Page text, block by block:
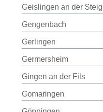
Geislingen an der
Gengenbach
Gerlingen
Germersheim
Gingen an der Fils
Gomaringen